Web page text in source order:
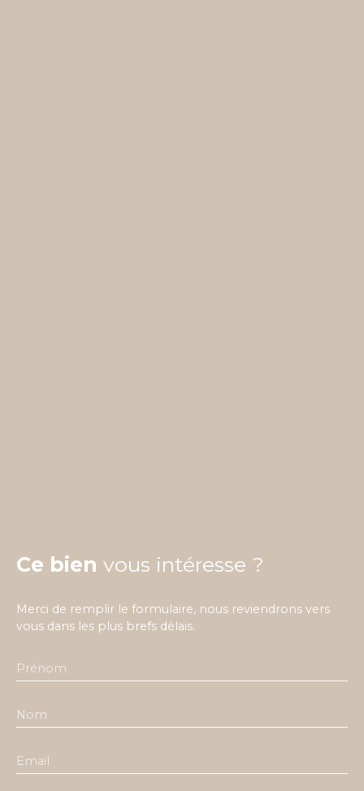
Ce bien vous intéresse ?
Merci de remplir le formulaire, nous reviendrons vers
vous dans les plus brefs délais.
Prénom
Nom
Email